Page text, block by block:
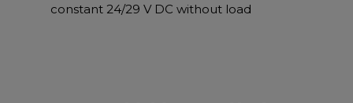
constant 24/29 V DC without load